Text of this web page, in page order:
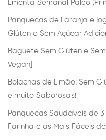
Ementa Semanal Paleo
Panquecas de Laranja e
Glúten e Sem Açúcar
Baguete Sem Glúten e
Vegan]
Bolachas de Limão: Sem
e muito Saborosas!
Panquecas Saudáveis de
Farinha e as Mais Fáceis